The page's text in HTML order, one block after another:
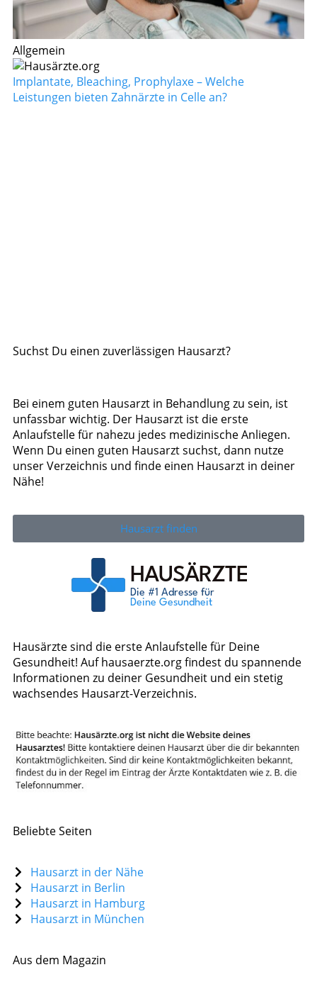
Allgemein
Implantate, Bleaching, Prophylaxe – Welche
Leistungen bieten Zahnärzte in Celle an?
Suchst Du einen zuverlässigen Hausarzt?
Bei einem guten Hausarzt in Behandlung zu sein, ist
unfassbar wichtig. Der Hausarzt ist die erste
Anlaufstelle für nahezu jedes medizinische Anliegen.
Wenn Du einen guten Hausarzt suchst, dann nutze
unser Verzeichnis und finde einen Hausarzt in deiner
Nähe!
Hausarzt finden
Hausärzte sind die erste Anlaufstelle für Deine
Gesundheit! Auf hausaerzte.org findest du spannende
Informationen zu deiner Gesundheit und ein stetig
wachsendes Hausarzt-Verzeichnis.
Beliebte Seiten
Hausarzt in der Nähe
Hausarzt in Berlin
Hausarzt in Hamburg
Hausarzt in München
Aus dem Magazin